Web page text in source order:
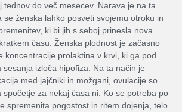
tednov do več mesecev. Narava je na ta
se ženska lahko posveti svojemu otroku in
ki bi jih s seboj prinesla nova
času. Ženska plodnost je začasno
koncentracije prolaktina v krvi, ki ga pod
sesanja izloča hipofiza. Na ta način je
med jajčniki in možgani, ovulacije so
spočetje za nekaj časa ni. Ko se potreba po
spremenita pogostost in ritem dojenja, telo